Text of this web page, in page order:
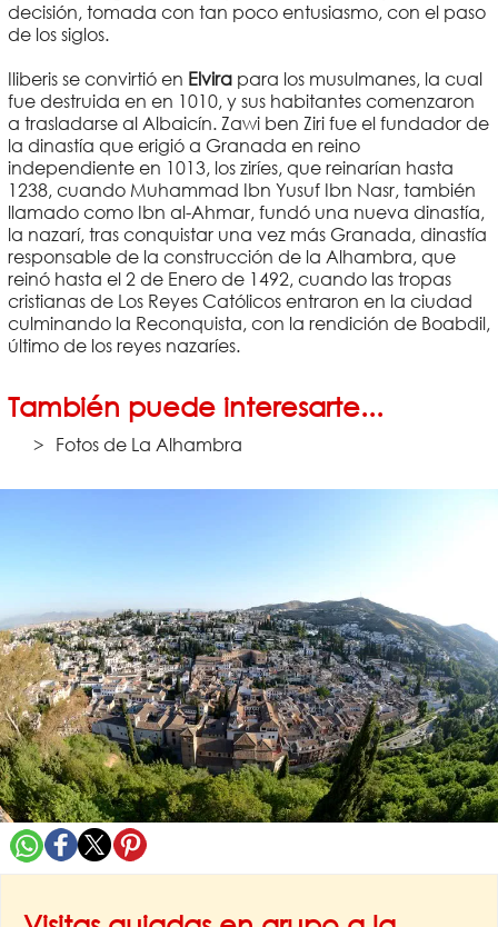
decisión, tomada con tan poco entusiasmo, con el paso
de los siglos.
Iliberis se convirtió en Elvirapara los musulmanes, la cual
fue destruida en en 1010, y sus habitantes comenzaron
a trasladarse al Albaicín. Zawi ben Ziri fue el fundador de
la dinastía que erigió a Granada en reino
independiente en 1013, los ziríes, que reinarían hasta
1238, cuando Muhammad Ibn Yusuf Ibn Nasr, también
llamado como Ibn al-Ahmar, fundó una nueva dinastía,
la nazarí, tras conquistar una vez más Granada, dinastía
responsable de la construcción de la Alhambra, que
reinó hasta el 2 de Enero de 1492, cuando las tropas
cristianas de Los Reyes Católicos entraron en la ciudad
culminando la Reconquista, con la rendición de Boabdil,
último de los reyes nazaríes.
También puede interesarte...
Fotos de La Alhambra